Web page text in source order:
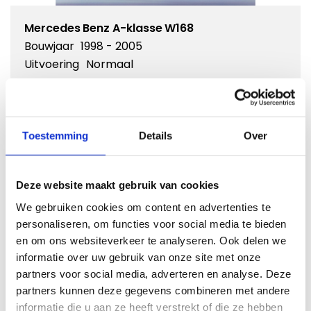
Toestemming Details Over
Deze website maakt gebruik van cookies
We gebruiken cookies om content en advertenties te
personaliseren, om functies voor social media te bieden
en om ons websiteverkeer te analyseren. Ook delen we
informatie over uw gebruik van onze site met onze
partners voor social media, adverteren en analyse. Deze
partners kunnen deze gegevens combineren met andere
informatie die u aan ze heeft verstrekt of die ze hebben
Mercedes Benz A-klasse W168
Bouwjaar 1998 - 2005
Uitvoering Normaal
Mercedes Benz A-klasse W168